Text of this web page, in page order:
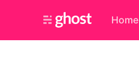
Home